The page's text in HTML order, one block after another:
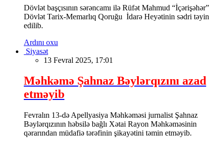
Dövlət başçısının sərəncamı ilə Rüfət Mahmud “İçərişəhər”
Dövlət Tarix-Memarlıq Qoruğu İdarə Heyətinin sədri təyin
edilib.
Ardını oxu
Siyasət
13 Fevral 2025, 17:01
Məhkəmə Şahnaz Bəylərqızını azad
etməyib
Fevralın 13-də Apellyasiya Məhkəməsi jurnalist Şahnaz
Bəylərqızının həbsilə bağlı Xətai Rayon Məhkəməsinin
qərarından müdafiə tərəfinin şikayətini təmin etməyib.